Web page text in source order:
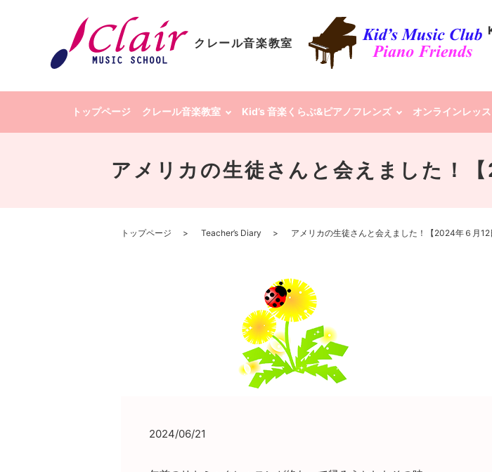
クレール音楽教室
トップページ クレール音楽教室 Kid’s 音楽くらぶ&ピアノフレンズ オンラインレッ
アメリカの生徒さんと会えました！
トップページ Teacher’s Diary アメリカの生徒さんと会えました！【2024年６月12
2024/06/21